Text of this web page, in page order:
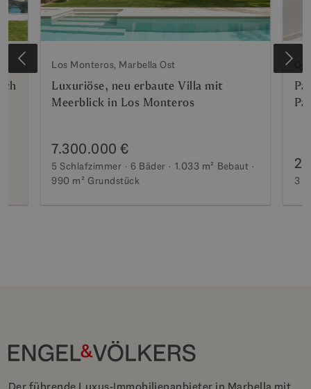
Los Monteros, Marbella Ost
Luxuriöse, neu erbaute Villa mit
Meerblick in Los Monteros
7.300.000 €
5 Schlafzimmer 6 Bäder 1.033 m² Bebaut
990 m² Grundstück 3